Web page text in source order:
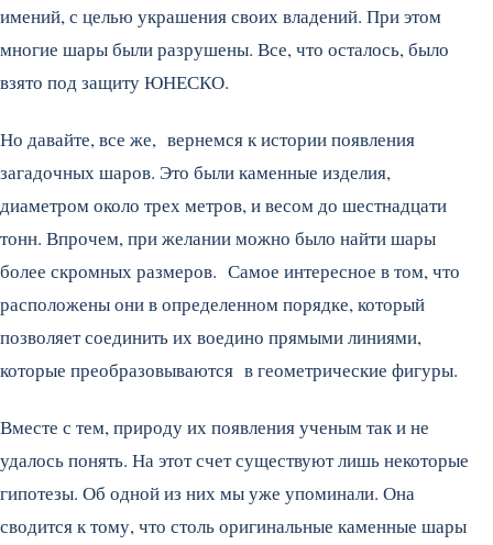
имений, с целью украшения своих владений. При этом
многие шары были разрушены. Все, что осталось, было
взято под защиту ЮНЕСКО.
Но давайте, все же, вернемся к истории появления
загадочных шаров. Это были каменные изделия,
диаметром около трех метров, и весом до шестнадцати
тонн. Впрочем, при желании можно было найти шары
более скромных размеров. Самое интересное в том, что
расположены они в определенном порядке, который
позволяет соединить их воедино прямыми линиями,
которые преобразовываются в геометрические фигуры.
Вместе с тем, природу их появления ученым так и не
удалось понять. На этот счет существуют лишь некоторые
гипотезы. Об одной из них мы уже упоминали. Она
сводится к тому, что столь оригинальные каменные шары